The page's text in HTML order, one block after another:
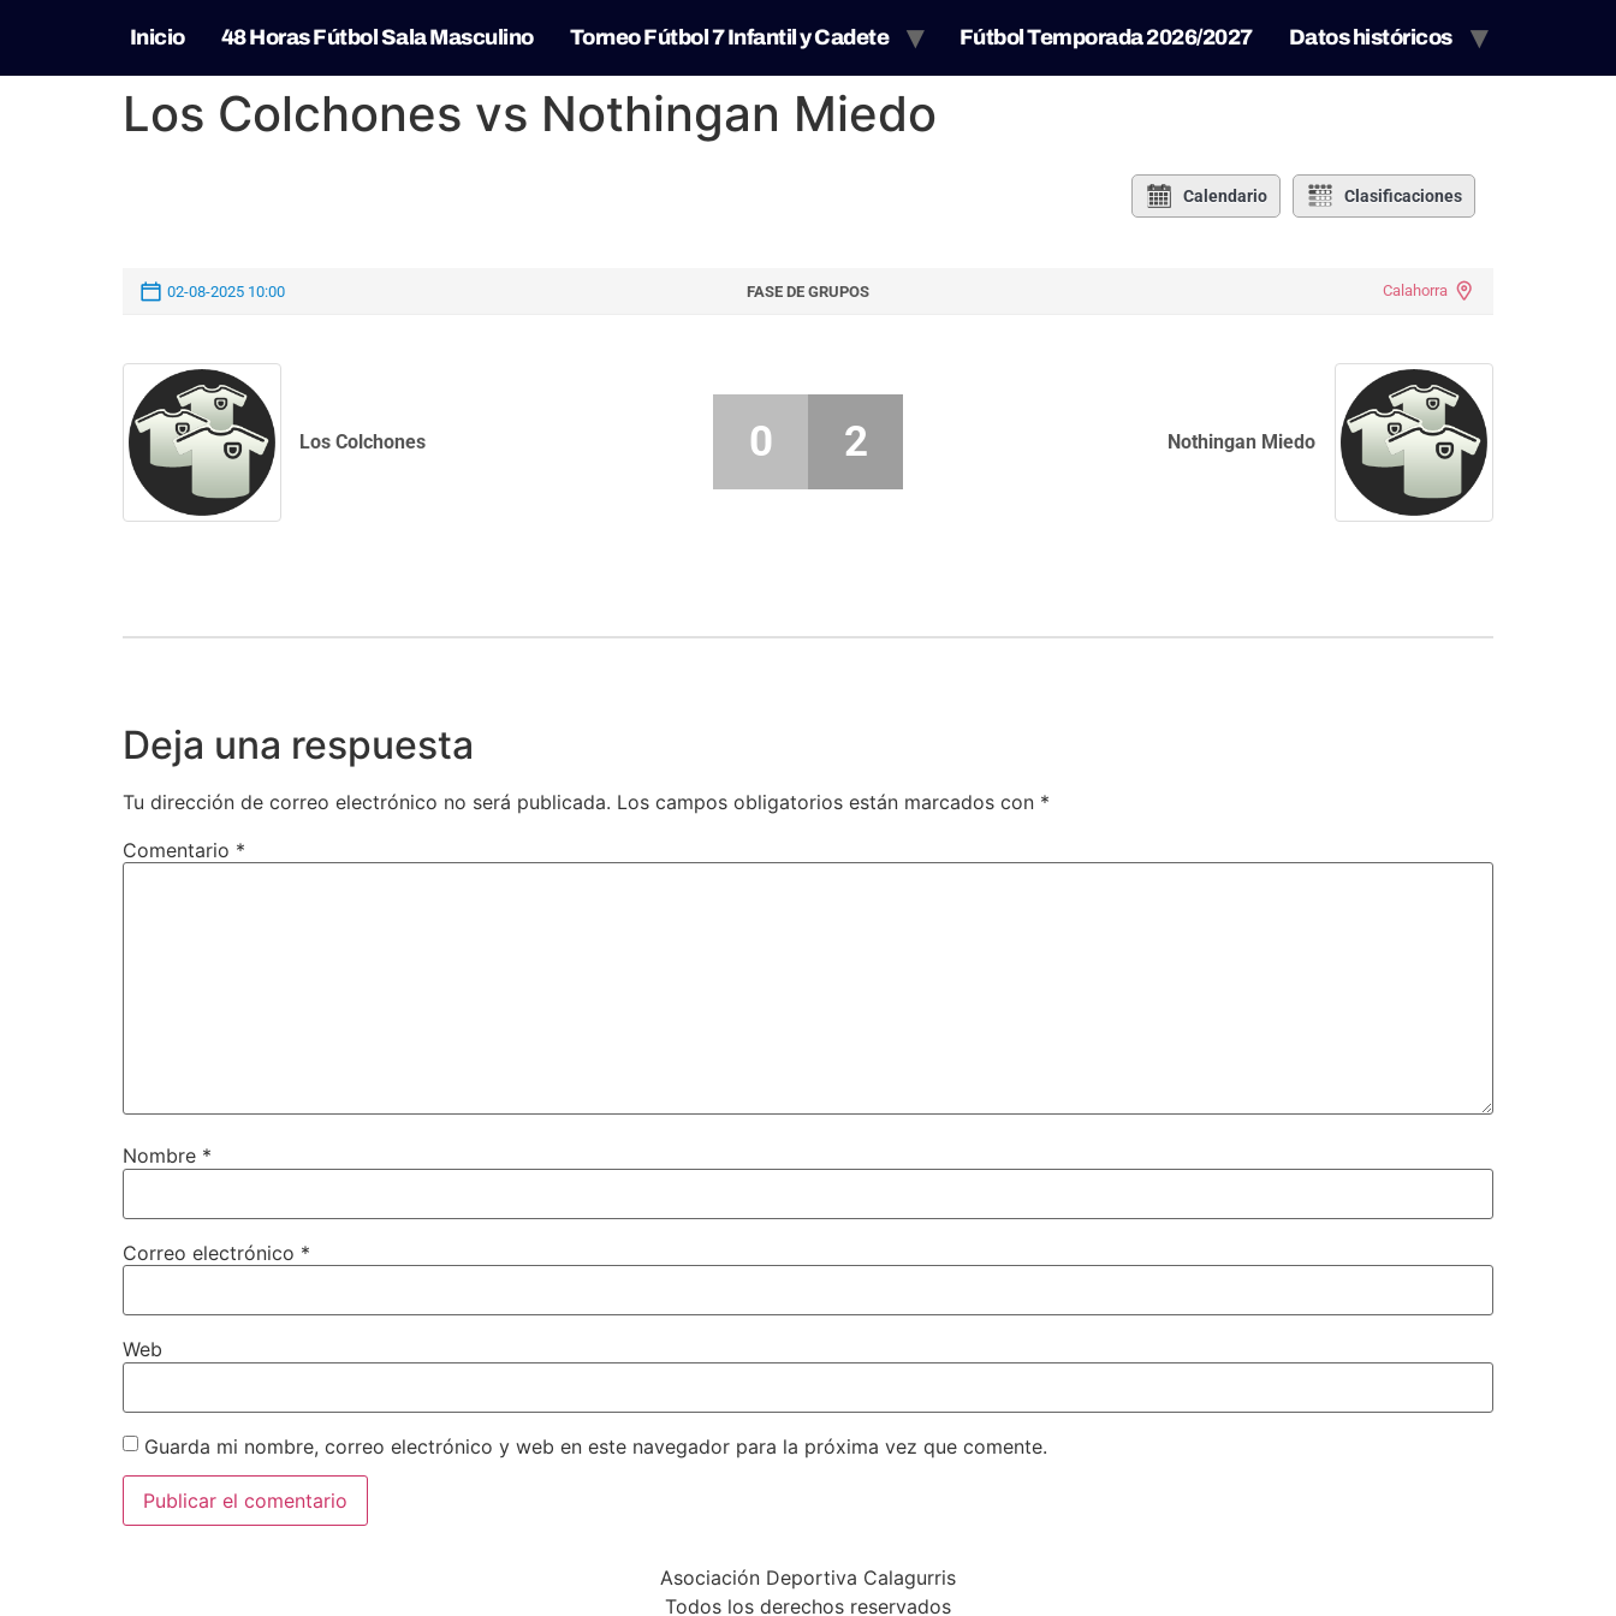
Inicio 48 Horas Fútbol Sala Masculino Torneo Fútbol 7 Infantil y Cadete Fútbol Temporada 2026/2027 Datos históricos
Los Colchones vs Nothingan Miedo
Calendario Clasificaciones
02-08-2025 10:00 FASE DE GRUPOS Calahorra
Los Colchones Nothingan Miedo
0 2
Deja una respuesta
Tu dirección de correo electrónico no será publicada. Los campos obligatorios están marcados con *
Comentario *
Nombre *
Correo electrónico *
Web
Guarda mi nombre, correo electrónico y web en este navegador para la próxima vez que comente.
Asociación Deportiva Calagurris
Todos los derechos reservados